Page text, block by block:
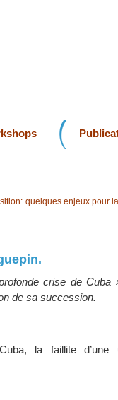
quelques enjeux pour la
crise de Cuba
de sa succession.
la faillite d’une